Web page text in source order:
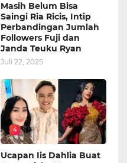
Masih Belum Bisa
Saingi Ria Ricis, Intip
Perbandingan Jumlah
Followers Fuji dan
Janda Teuku Ryan
Juli 22, 2025
4
Ucapan Iis Dahlia Buat